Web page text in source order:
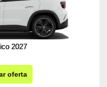
2027
oferta